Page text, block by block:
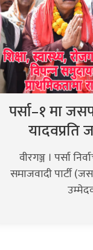
पर्सा–१ मा
वीरगञ्ज । पर्सा
समाजवादी पार्टी